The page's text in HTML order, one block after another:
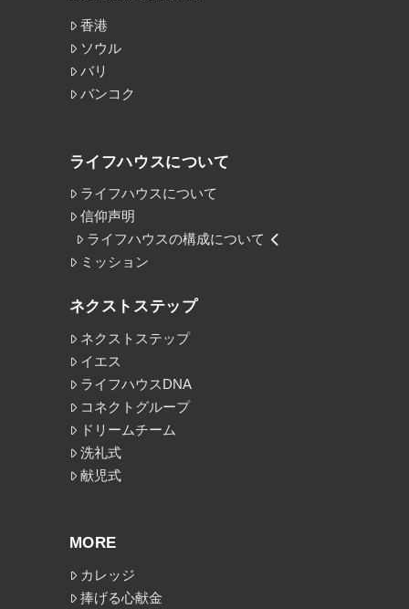
香港
ソウル
バリ
バンコク
ライフハウスについて
ライフハウスについて
信仰声明
ライフハウスの構成について
ミッション
ネクストステップ
ネクストステップ
イエス
ライフハウスDNA
コネクトグループ
ドリームチーム
洗礼式
献児式
MORE
カレッジ
捧げる心献金